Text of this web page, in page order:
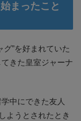
まったこと
”を好まれていた
きた皇室ジャーナ
中にできた友人
ようとされたとき